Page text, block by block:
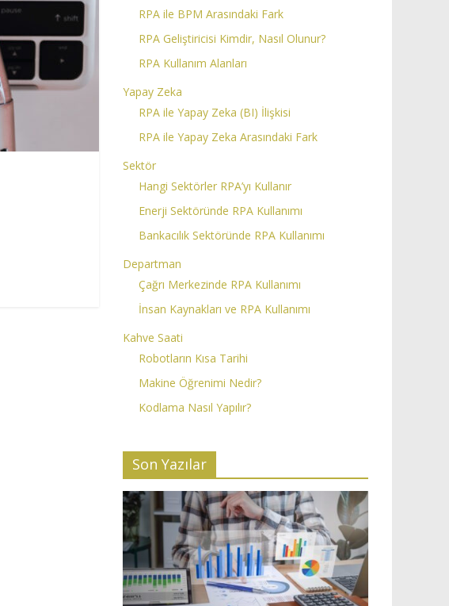
RPA ile BPM Arasındaki Fark
RPA Geliştiricisi Kimdir, Nasıl Olunur?
RPA Kullanım Alanları
Yapay Zeka
RPA ile Yapay Zeka (BI) İlişkisi
RPA ile Yapay Zeka Arasındaki Fark
Sektör
Hangi Sektörler RPA’yı Kullanır
Enerji Sektöründe RPA Kullanımı
Bankacılık Sektöründe RPA Kullanımı
Departman
Çağrı Merkezinde RPA Kullanımı
İnsan Kaynakları ve RPA Kullanımı
Kahve Saati
Robotların Kısa Tarihi
Makine Öğrenimi Nedir?
Kodlama Nasıl Yapılır?
Son Yazılar